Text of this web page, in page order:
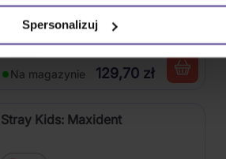
Spersonalizuj
CD
Na magazynie 129,70 zł
Stray Kids: Maxident